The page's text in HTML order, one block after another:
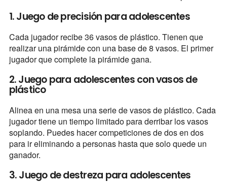
1. Juego de precisión para adolescentes
Cada jugador recibe 36 vasos de plástico. Tienen que
realizar una pirámide con una base de 8 vasos. El primer
jugador que complete la pirámide gana.
2. Juego para adolescentes con vasos de
plástico
Alinea en una mesa una serie de vasos de plástico. Cada
jugador tiene un tiempo limitado para derribar los vasos
soplando. Puedes hacer competiciones de dos en dos
para ir eliminando a personas hasta que solo quede un
ganador.
3. Juego de destreza para adolescentes